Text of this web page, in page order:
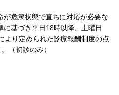
が危篤状態で直ちに対応が必要な
基づき平日18時以降、土曜日
より定められた診療報酬制度の点
（初診のみ）